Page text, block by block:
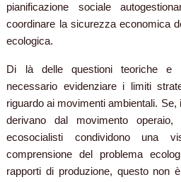
pianificazione sociale
coordinare la sicurezza economica
ecologica.
Di là delle questioni teoriche e
necessario evidenziare i limiti
riguardo ai movimenti ambientali.
derivano dal movimento
ecosocialisti condividono una
comprensione del problema
rapporti di produzione, questo non